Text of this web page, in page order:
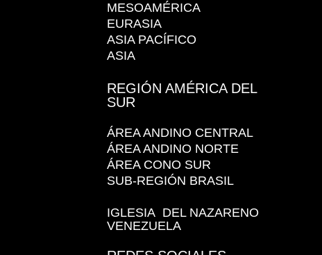
MESOAMÉRICA
EURASIA
ASIA PACÍFICO
ASIA
REGIÓN AMÉRICA DEL
SUR
ÁREA ANDINO CENTRAL
ÁREA ANDINO NORTE
ÁREA CONO SUR
SUB-REGIÓN BRASIL
IGLESIA DEL NAZARENO
VENEZUELA